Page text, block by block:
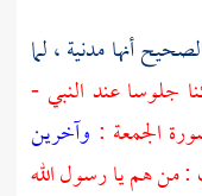
أنها مدنية ، لما
جلوسا عند النبي -
الجمعة : وآخرين
] . قلت : من هم يا رسول الله